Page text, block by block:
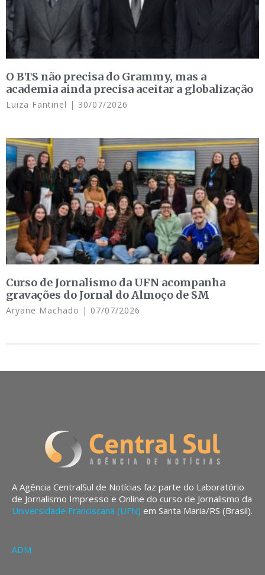
O BTS não precisa do Grammy, mas a
academia ainda precisa aceitar a globalização
Luiza Fantinel 30/07/2026
Curso de Jornalismo da UFN acompanha
gravações do Jornal do Almoço de SM
Aryane Machado 07/07/2026
A Agência CentralSul de Notícias faz parte do Laboratório
de Jornalismo Impresso e Online do curso de Jornalismo da
Universidade Franciscana (UFN) em Santa Maria/RS (Brasil).
ADM